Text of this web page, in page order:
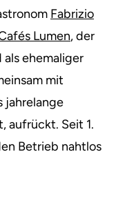
Fabrizio
Lumen, der
als ehemaliger
mit
jahrelange
aufrückt. Seit 1.
Betrieb nahtlos